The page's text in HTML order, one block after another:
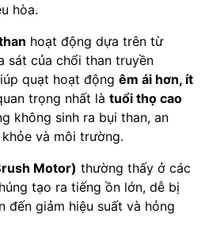
hòa.
hoạt động dựa trên từ
sát của chổi than truyền
quạt hoạt động êm ái hơn, ít
trọng nhất là tuổi thọ cao
không sinh ra bụi than, an
và môi trường.
Motor) thường thấy ở các
tạo ra tiếng ồn lớn, dễ bị
đến giảm hiệu suất và hỏng